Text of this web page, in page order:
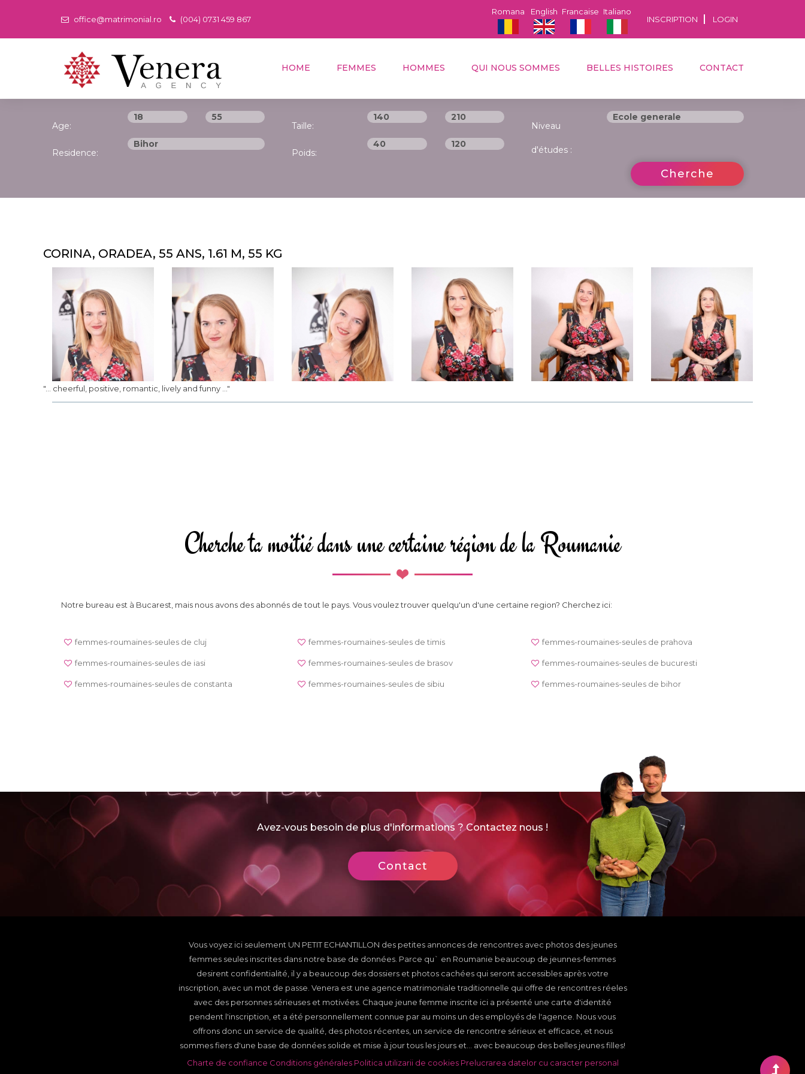
office@matrimonial.ro (004) 0731 459 867 INSCRIPTION LOGIN
Italiano
Francaise
English
Romana
HOME FEMMES HOMMES QUI NOUS SOMMES BELLES HISTOIRES CONTACT
Age:
Residence:
Taille:
Poids:
Niveau
d'études :
Cherche
CORINA, ORADEA, 55 ANS, 1.61 M, 55 KG
"... cheerful, positive, romantic, lively and funny ..."
Cherche ta moitié dans une certaine région de la Roumanie
Notre bureau est à Bucarest, mais nous avons des abonnés de tout le pays. Vous voulez trouver quelqu'un d'une certaine region? Cherchez ici:
femmes-roumaines-seules de cluj
femmes-roumaines-seules de iasi
femmes-roumaines-seules de constanta
femmes-roumaines-seules de timis
femmes-roumaines-seules de brasov
femmes-roumaines-seules de sibiu
femmes-roumaines-seules de prahova
femmes-roumaines-seules de bucuresti
femmes-roumaines-seules de bihor
Avez-vous besoin de plus d'informations ? Contactez nous !
Contact
Vous voyez ici seulement UN PETIT ECHANTILLON des petites annonces de rencontres avec photos des jeunes
femmes seules inscrites dans notre base de données. Parce qu` en Roumanie beaucoup de jeunnes-femmes
desirent confidentialité, il y a beaucoup des dossiers et photos cachées qui seront accessibles après votre
inscription, avec un mot de passe. Venera est une agence matrimoniale traditionnelle qui offre de rencontres réeles
avec des personnes sérieuses et motivées. Chaque jeune femme inscrite ici a présenté une carte d'identité
pendent l'inscription, et a été personnellement connue par au moins un des employés de l'agence. Nous vous
offrons donc un service de qualité, des photos récentes, un service de rencontre sérieux et efficace, et nous
sommes fiers d'une base de données solide et mise à jour tous les jours et... avec beaucoup des belles jeunes filles!
Charte de confiance Conditions générales Politica utilizarii de cookies Prelucrarea datelor cu caracter personal